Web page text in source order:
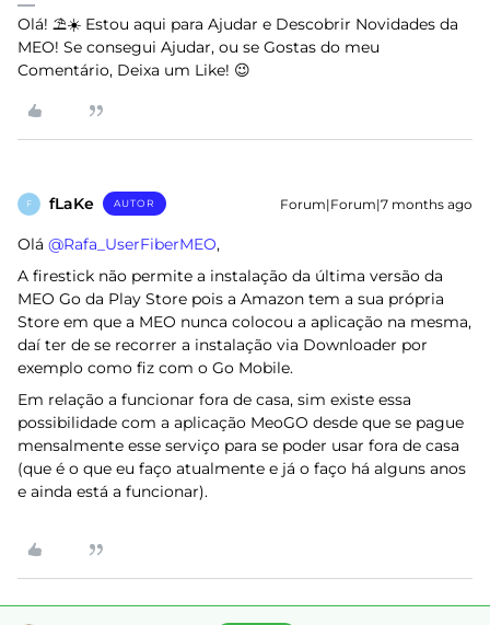
Olá! ⛱️☀️ Estou aqui para Ajudar e Descobrir Novidades da
MEO! Se consegui Ajudar, ou se Gostas do meu
Comentário, Deixa um Like! 😉
F fLaKe AUTOR Forum|Forum|7 months ago
Olá ​ @Rafa_UserFiberMEO,
A firestick não permite a instalação da última versão da
MEO Go da Play Store pois a Amazon tem a sua própria
Store em que a MEO nunca colocou a aplicação na mesma,
daí ter de se recorrer a instalação via Downloader por
exemplo como fiz com o Go Mobile.
Em relação a funcionar fora de casa, sim existe essa
possibilidade com a aplicação MeoGO desde que se pague
mensalmente esse serviço para se poder usar fora de casa
(que é o que eu faço atualmente e já o faço há alguns anos
e ainda está a funcionar).